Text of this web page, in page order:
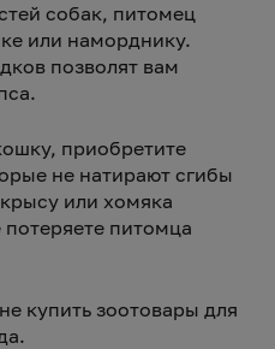
собак, питомец
или наморднику.
позволят вам
приобретите
не натирают сгибы
или хомяка
питомца
купить зоотовары для